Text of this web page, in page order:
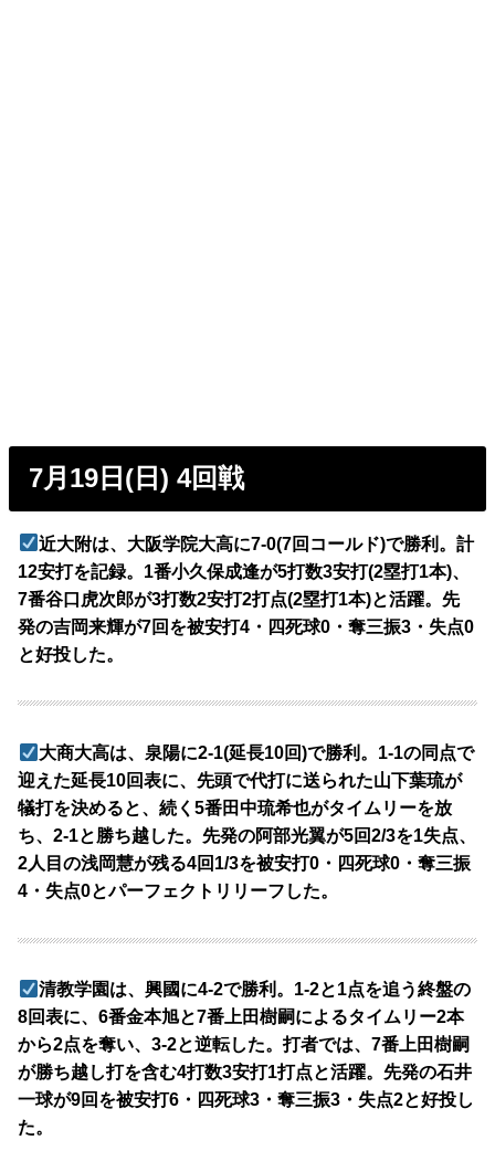
7月19日(日) 4回戦
近大附は、大阪学院大高に7-0(7回コールド)で勝利。計
12安打を記録。1番小久保成逢が5打数3安打(2塁打1本)、
7番谷口虎次郎が3打数2安打2打点(2塁打1本)と活躍。先
発の吉岡来輝が7回を被安打4・四死球0・奪三振3・失点0
と好投した。
大商大高は、泉陽に2-1(延長10回)で勝利。1-1の同点で
迎えた延長10回表に、先頭で代打に送られた山下葉琉が
犠打を決めると、続く5番田中琉希也がタイムリーを放
ち、2-1と勝ち越した。先発の阿部光翼が5回2/3を1失点、
2人目の浅岡慧が残る4回1/3を被安打0・四死球0・奪三振
4・失点0とパーフェクトリリーフした。
清教学園は、興國に4-2で勝利。1-2と1点を追う終盤の
8回表に、6番金本旭と7番上田樹嗣によるタイムリー2本
から2点を奪い、3-2と逆転した。打者では、7番上田樹嗣
が勝ち越し打を含む4打数3安打1打点と活躍。先発の石井
一球が9回を被安打6・四死球3・奪三振3・失点2と好投し
た。